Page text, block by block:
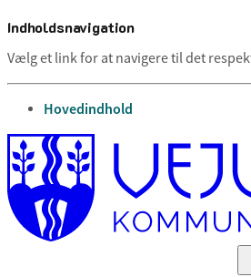
Indholdsnavigation
Vælg et link for at navigere til det
gå til
Hovedindhold